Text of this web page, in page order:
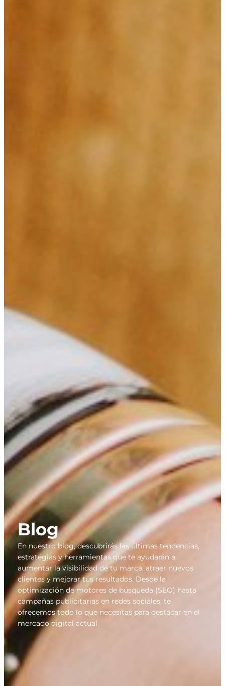
Blog
En nuestro blog, descubrirás las últimas tendencias,
estrategias y herramientas que te ayudarán a
aumentar la visibilidad de tu marca, atraer nuevos
clientes y mejorar tus resultados. Desde la
optimización de motores de búsqueda (SEO) hasta
campañas publicitarias en redes sociales, te
ofrecemos todo lo que necesitas para destacar en el
mercado digital actual.